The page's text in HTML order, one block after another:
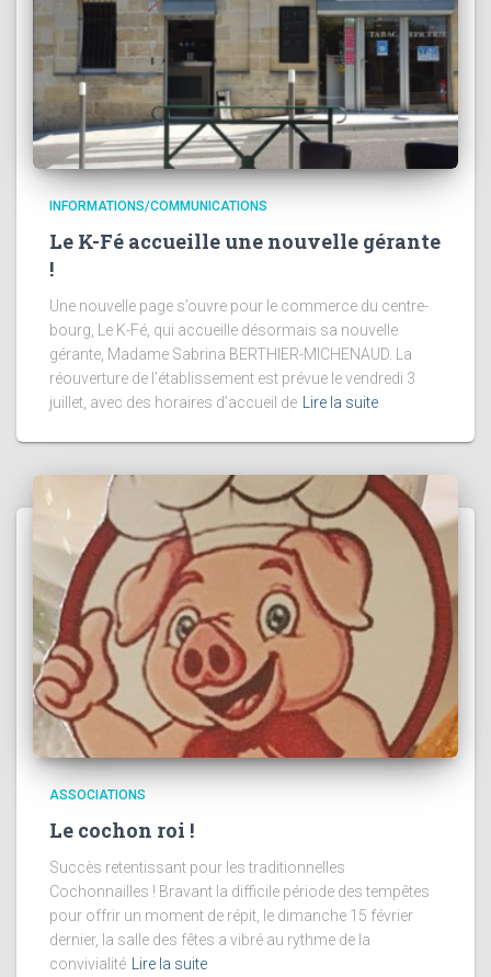
INFORMATIONS/COMMUNICATIONS
Le K-Fé accueille une nouvelle gérante
!
Une nouvelle page s’ouvre pour le commerce du centre-
bourg, Le K-Fé, qui accueille désormais sa nouvelle
gérante, Madame Sabrina BERTHIER-MICHENAUD. La
réouverture de l’établissement est prévue le vendredi 3
juillet, avec des horaires d’accueil de
Lire la suite
ASSOCIATIONS
Le cochon roi !
Succès retentissant pour les traditionnelles
Cochonnailles ! Bravant la difficile période des tempêtes
pour offrir un moment de répit, le dimanche 15 février
dernier, la salle des fêtes a vibré au rythme de la
convivialité Lire la suite